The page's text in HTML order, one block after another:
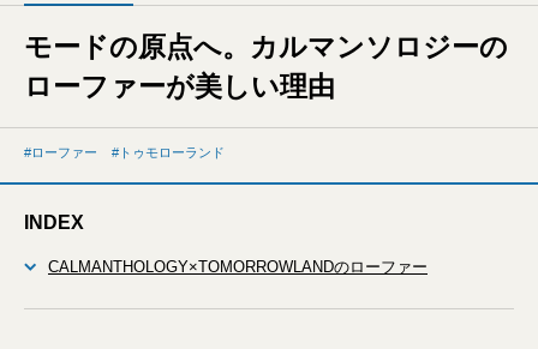
モードの原点へ。カルマンソロジーの
ローファーが美しい理由
ローファー トゥモローランド
INDEX
CALMANTHOLOGY×TOMORROWLANDのローファー